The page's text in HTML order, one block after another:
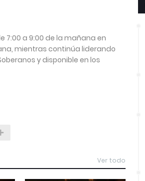
7:00 a 9:00 de la mañana en
mientras continúa liderando
y disponible en los
Ver todo